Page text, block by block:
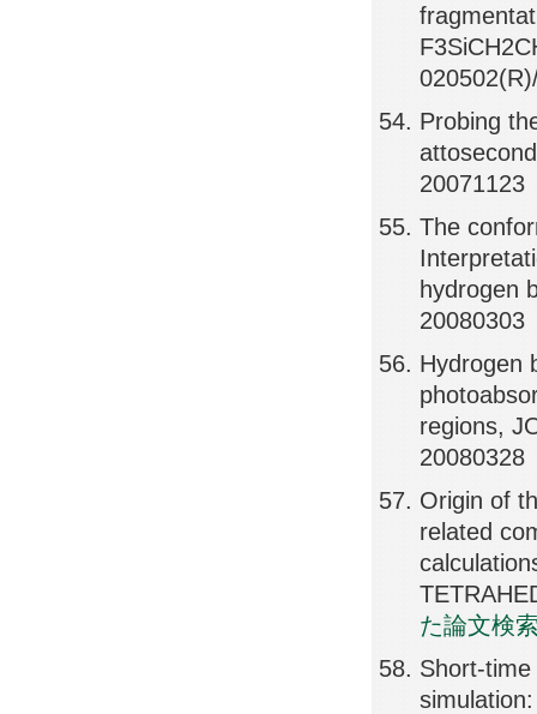
Probing
20071123
The
hydrogen
20080303
Hydrogen
regions,
20080328
Origin of
related
た論文検
Short-